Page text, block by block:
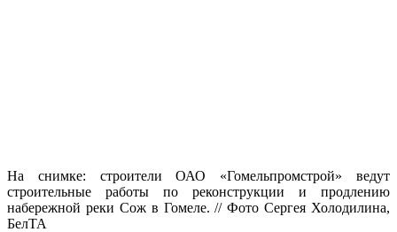
На снимке: строители ОАО «Гомельпромстрой» ведут
строительные работы по реконструкции и продлению
набережной реки Сож в Гомеле. // Фото Сергея Холодилина,
БелТА